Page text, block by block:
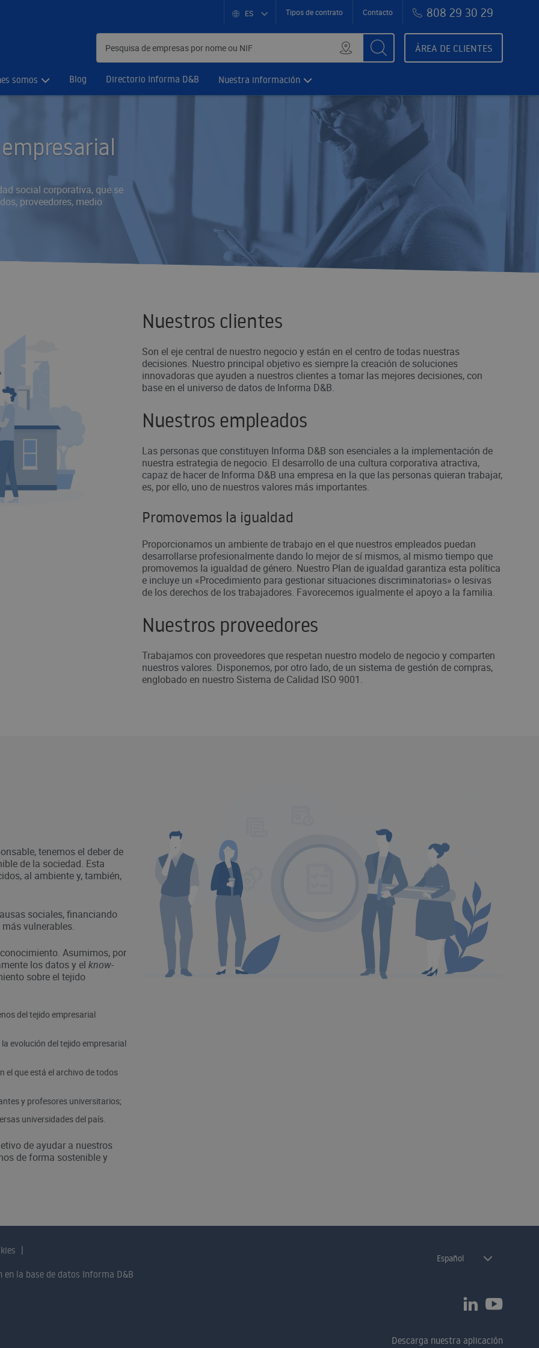
ES Tipos de contrato Contacto 808 29 30 29
ÁREA DE CLIENTES
somos Blog Directorio Informa D&B Nuestra información
social corporativa, que se
proveedores, medio
Nuestros clientes
Son el eje central de nuestro negocio y están en el centro de todas nuestras
decisiones. Nuestro principal objetivo es siempre la creación de soluciones
innovadoras que ayuden a nuestros clientes a tomar las mejores decisiones, con
base en el universo de datos de Informa D&B.
Nuestros empleados
Las personas que constituyen Informa D&B son esenciales a la implementación de
nuestra estrategia de negocio. El desarrollo de una cultura corporativa atractiva,
capaz de hacer de Informa D&B una empresa en la que las personas quieran trabajar,
es, por ello, uno de nuestros valores más importantes.
Promovemos la igualdad
Proporcionamos un ambiente de trabajo en el que nuestros empleados puedan
desarrollarse profesionalmente dando lo mejor de sí mismos, al mismo tiempo que
promovemos la igualdad de género. Nuestro Plan de igualdad garantiza esta política
e incluye un «Procedimiento para gestionar situaciones discriminatorias» o lesivas
de los derechos de los trabajadores. Favorecemos igualmente el apoyo a la familia.
Nuestros proveedores
Trabajamos con proveedores que respetan nuestro modelo de negocio y comparten
nuestros valores. Disponemos, por otro lado, de un sistema de gestión de compras,
englobado en nuestro Sistema de Calidad ISO 9001.
tenemos el deber de
de la sociedad. Esta
al ambiente y, también,
sociales, financiando
vulnerables.
Asumimos, por
los datos y el know-
sobre el tejido
del tejido empresarial
evolución del tejido empresarial
el que está el archivo de todos
y profesores universitarios;
universidades del país.
de ayudar a nuestros
de forma sostenible y
la base de datos Informa D&B
Español
Descarga nuestra aplicación